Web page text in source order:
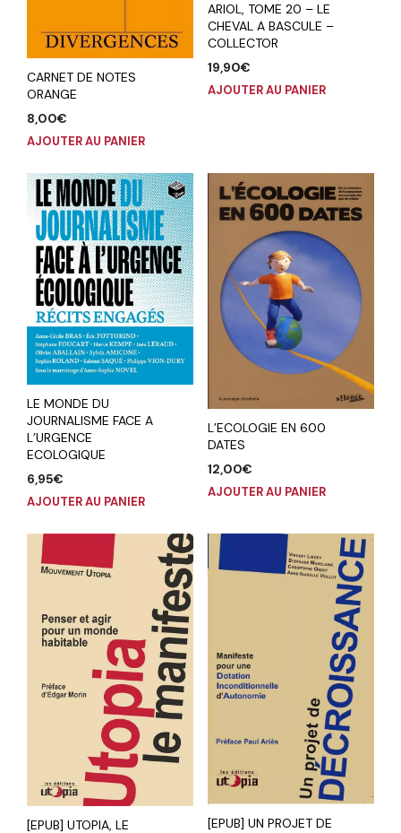
CARNET DE NOTES
ORANGE
8,00€
AJOUTER AU PANIER
ARIOL, TOME 20 – LE
CHEVAL A BASCULE –
COLLECTOR
19,90€
AJOUTER AU PANIER
LE MONDE DU
JOURNALISME FACE A
L’URGENCE
ECOLOGIQUE
6,95€
AJOUTER AU PANIER
L’ECOLOGIE EN 600
DATES
12,00€
AJOUTER AU PANIER
[EPUB] UTOPIA, LE
[EPUB] UN PROJET DE